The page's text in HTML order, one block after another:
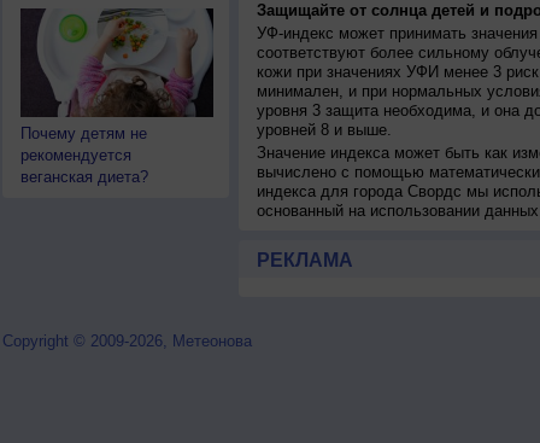
Почему детям не
рекомендуется
веганская диета?
Защищайте от солнца детей и
УФ-индекс может принимать
соответствуют более сильному
кожи при значениях УФИ менее 3
минимален, и при нормальных
уровня 3 защита необходима, и она
уровней 8 и выше.
Значение индекса может быть как
вычислено с помощью
индекса для города Свордс мы
основанный на использовании
РЕКЛАМА
Copyright © 2009-2026, Метеонова